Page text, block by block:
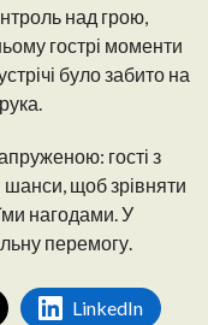
над грою,
гострі моменти
було забито на
гості з
шанси, щоб зрівняти
нагодами. У
перемогу.
LinkedIn